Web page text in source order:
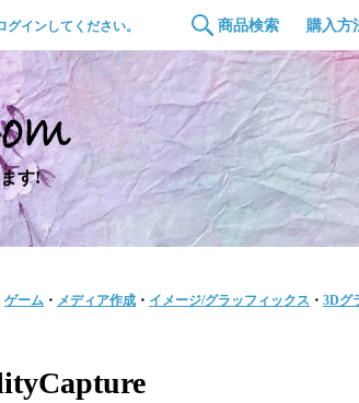
グインしてください。 商品検索 購入方
す!
ゲーム ・ メディア作成 ・ イメージ/グラッフィックス ・ 3Dグ